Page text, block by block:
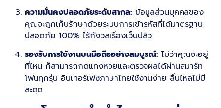
ความมั่นคงปลอดภัยระดับสากล: ข้อมูลส่วนบุคคลของ
คุณจะถูกเก็บรักษาด้วยระบบการเข้ารหัสที่ได้มาตรฐาน
ปลอดภัย 100% ไร้กังวลเรื่องเว็บปลิว
รองรับการใช้งานบนมือถืออย่างสมบูรณ์: ไม่ว่าคุณจะอยู่
ที่ไหน ก็สามารถกดแทงหวยและตรวจผลได้ผ่านสมาร์ท
โฟนทุกรุ่น อินเทอร์เฟซภาษาไทยใช้งานง่าย ลื่นไหลไม่มี
สะดุด